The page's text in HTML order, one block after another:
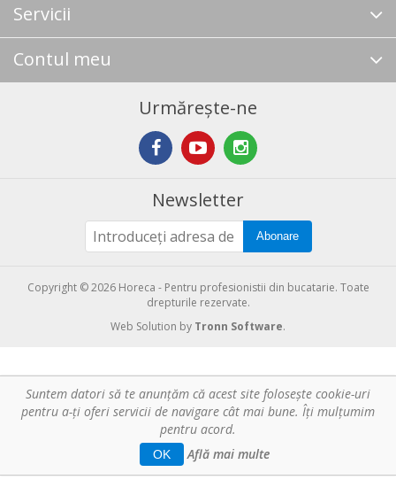
Servicii
Contul meu
Urmărește-ne
Newsletter
Abonare
Copyright © 2026 Horeca - Pentru profesionistii din bucatarie. Toate
drepturile rezervate.
Web Solution by Tronn Software.
Suntem datori să te anunţăm că acest site foloseşte cookie-uri
pentru a-ți oferi servicii de navigare cât mai bune. Îţi mulțumim
pentru acord.
OK Află mai multe